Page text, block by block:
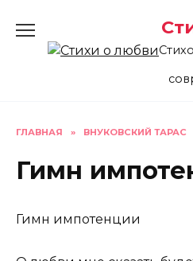
содержанию
ГЛАВНАЯ » ВНУКОВСКИЙ ТАРАС
Гимн
Гимн импотенции